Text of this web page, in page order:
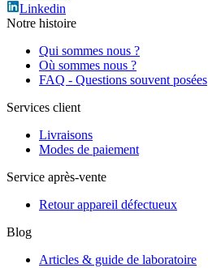
Linkedin
Notre histoire
Qui sommes nous ?
Où sommes nous ?
FAQ - Questions souvent posées
Services client
Livraisons
Modes de paiement
Service après-vente
Retour appareil défectueux
Blog
Articles & guide de laboratoire